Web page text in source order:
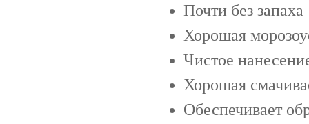
Почти без запаха
Хорошая
Чистое
Хорошая
Обеспечивает